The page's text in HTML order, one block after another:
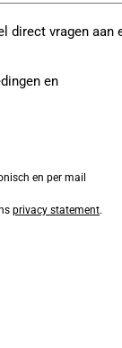
direct vragen aan
en
en per mail
privacy statement.